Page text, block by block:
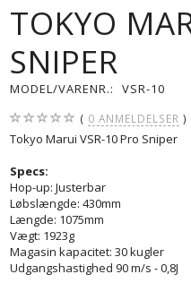
TOKYO
SNIPER
MODEL/VARENR.: VSR-10
0 ANMELDELSER
Tokyo Marui VSR-10 Pro Sniper
Specs:
Hop-up: Justerbar
Løbslængde: 430mm
Længde: 1075mm
Vægt: 1923g
Magasin kapacitet: 30 kugler
Udgangshastighed 90 m/s - 0,8J